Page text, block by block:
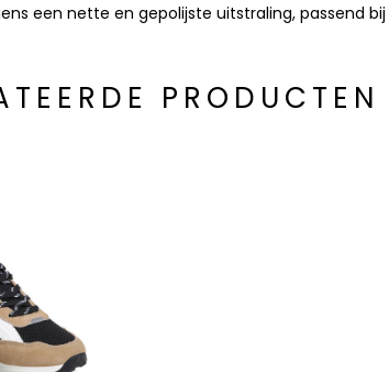
een nette en gepolijste uitstraling, passend bij
PRODUCTEN